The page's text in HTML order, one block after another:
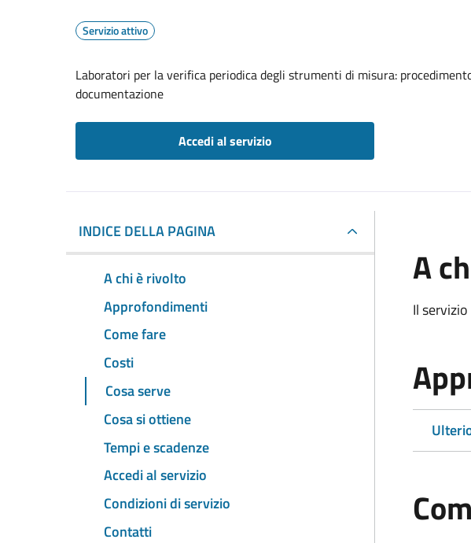
Servizio attivo
Laboratori per la verifica periodica degli strumenti di misura:
documentazione
Accedi al servizio
INDICE DELLA PAGINA
A chi è rivolto
Approfondimenti
Come fare
Costi
Cosa serve
Cosa si ottiene
Tempi e scadenze
Accedi al servizio
Condizioni di servizio
Contatti
A
Il